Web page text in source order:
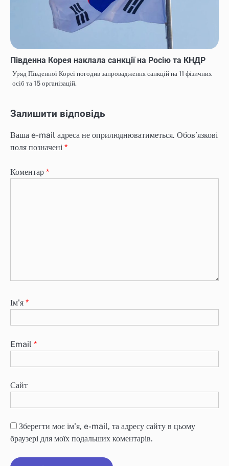
Південна Корея наклала санкції на Росію та КНДР
Уряд Південної Кореї погодив запровадження санкцій на 11 фізичних
осіб та 15 організацій.
Залишити відповідь
Ваша e-mail адреса не оприлюднюватиметься. Обов’язкові
поля позначені *
Коментар *
Ім'я *
Email *
Сайт
Зберегти моє ім'я, e-mail, та адресу сайту в цьому
браузері для моїх подальших коментарів.